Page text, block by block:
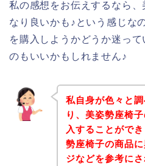
私の感想をお伝えするなら
なり良いかも♪という感じな
を購入しようかどうか迷っ
のもいいかもしれません♪
私自身が色々と
り、美姿勢座椅
入することがで
勢座椅子の商品
ジなどを参考に